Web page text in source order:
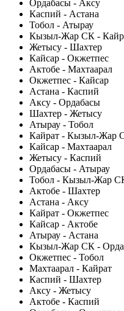
Ордабасы - Аксу
Каспий - Астана
Тобол - Атырау
Кызыл-Жар СК -
Жетысу - Шахтер
Кайсар - Окжетпес
Актобе - Махтаарал
Окжетпес - Кайсар
Астана - Каспий
Аксу - Ордабасы
Шахтер - Жетысу
Атырау - Тобол
Кайрат - Кызыл-Жар
Кайсар - Махтаарал
Жетысу - Каспий
Ордабасы - Атырау
Тобол - Кызыл-Жар
Актобе - Шахтер
Астана - Аксу
Кайрат - Окжетпес
Кайсар - Актобе
Атырау - Астана
Кызыл-Жар СК -
Окжетпес - Тобол
Махтаарал - Кайрат
Каспий - Шахтер
Аксу - Жетысу
Актобе - Каспий